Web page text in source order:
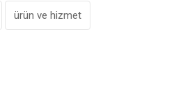
ürün ve hizmet